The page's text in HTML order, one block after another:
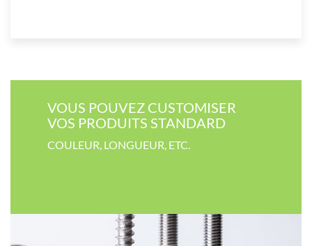
VOUS POUVEZ CUSTOMISER​
VOS PRODUITS STANDARD
COULEUR​, LONGUEUR, ETC.